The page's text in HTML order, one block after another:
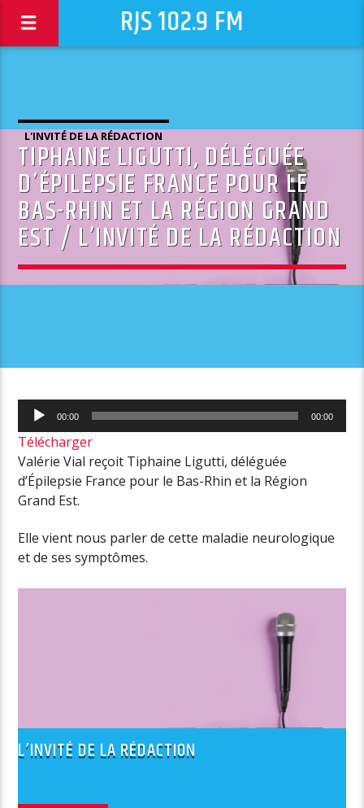
RJS 102.9 FM
L'INVITÉ DE LA RÉDACTION
TIPHAINE LIGUTTI, DÉLÉGUÉE
D’ÉPILEPSIE FRANCE POUR LE
BAS-RHIN ET LA RÉGION GRAND
EST / L’INVITÉ DE LA RÉDACTION
Lecteur
audio
00:00 00:00
Télécharger
Valérie Vial reçoit Tiphaine Ligutti, déléguée
d’Épilepsie France pour le Bas-Rhin et la Région
Grand Est.
Elle vient nous parler de cette maladie neurologique
et de ses symptômes.
L’INVITÉ DE LA RÉDACTION